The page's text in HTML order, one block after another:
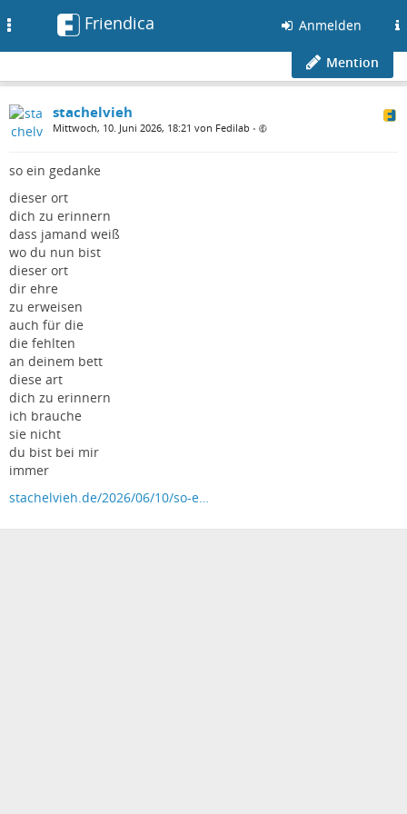
Friendica Anmelden
Mention
stachelvieh
Mittwoch, 10. Juni 2026, 18:21 von Fedilab •
so ein gedanke
dieser ort
dich zu erinnern
dass jamand weiß
wo du nun bist
dieser ort
dir ehre
zu erweisen
auch für die
die fehlten
an deinem bett
diese art
dich zu erinnern
ich brauche
sie nicht
du bist bei mir
immer
stachelvieh.de/2026/06/10/so-e…